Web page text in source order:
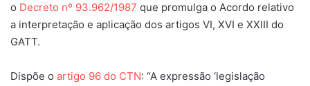
o Decreto nº 93.962/1987 que promulga o Acordo relativo
a interpretação e aplicação dos artigos VI, XVI e XXIII do
GATT.
Dispõe o artigo 96 do CTN: “A expressão ‘legislação